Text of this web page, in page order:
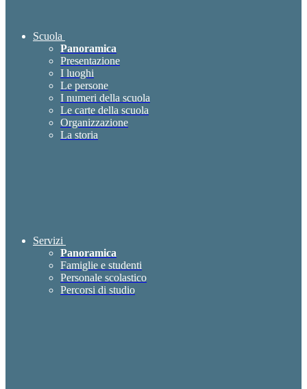
Scuola
Panoramica
Presentazione
I luoghi
Le persone
I numeri della scuola
Le carte della scuola
Organizzazione
La storia
Servizi
Panoramica
Famiglie e studenti
Personale scolastico
Percorsi di studio